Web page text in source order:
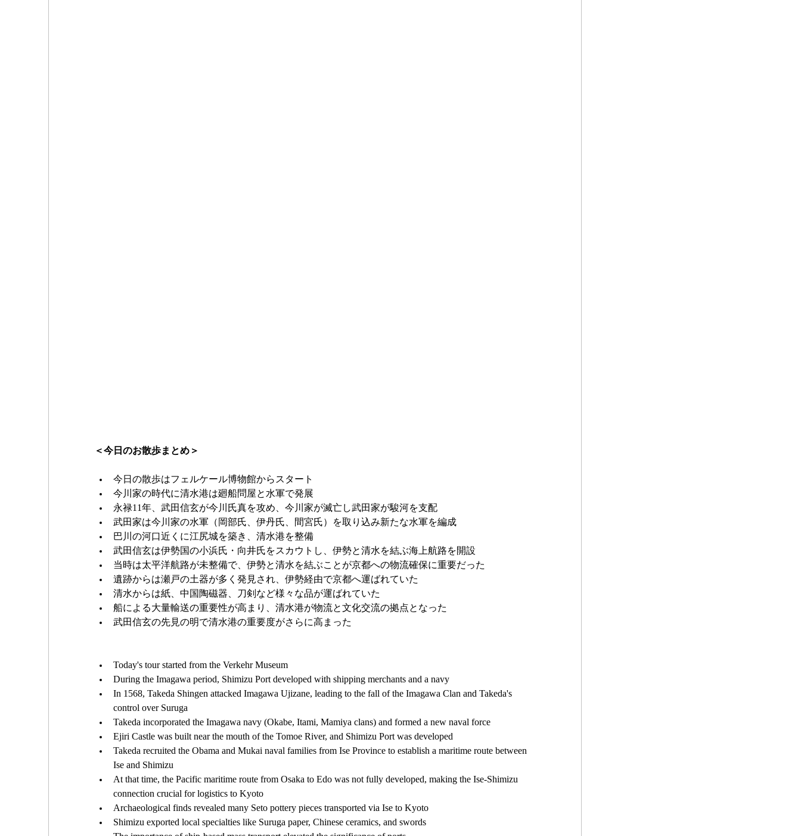
＜今日のお散歩まとめ＞
今日の散歩はフェルケール博物館からスタート
今川家の時代に清水港は廻船問屋と水軍で発展
永禄11年、武田信玄が今川氏真を攻め、今川家が滅亡し武田家が駿河を支配
武田家は今川家の水軍（岡部氏、伊丹氏、間宮氏）を取り込み新たな水軍を編成
巴川の河口近くに江尻城を築き、清水港を整備
武田信玄は伊勢国の小浜氏・向井氏をスカウトし、伊勢と清水を結ぶ海上航路を開設
当時は太平洋航路が未整備で、伊勢と清水を結ぶことが京都への物流確保に重要だった
遺跡からは瀬戸の土器が多く発見され、伊勢経由で京都へ運ばれていた
清水からは紙、中国陶磁器、刀剣など様々な品が運ばれていた
船による大量輸送の重要性が高まり、清水港が物流と文化交流の拠点となった
武田信玄の先見の明で清水港の重要度がさらに高まった
Today's tour started from the Verkehr Museum
During the Imagawa period, Shimizu Port developed with shipping merchants and a navy
In 1568, Takeda Shingen attacked Imagawa Ujizane, leading to the fall of the Imagawa Clan and Takeda's
control over Suruga
Takeda incorporated the Imagawa navy (Okabe, Itami, Mamiya clans) and formed a new naval force
Ejiri Castle was built near the mouth of the Tomoe River, and Shimizu Port was developed
Takeda recruited the Obama and Mukai naval families from Ise Province to establish a maritime route between
Ise and Shimizu
At that time, the Pacific maritime route from Osaka to Edo was not fully developed, making the Ise-Shimizu
connection crucial for logistics to Kyoto
Archaeological finds revealed many Seto pottery pieces transported via Ise to Kyoto
Shimizu exported local specialties like Suruga paper, Chinese ceramics, and swords